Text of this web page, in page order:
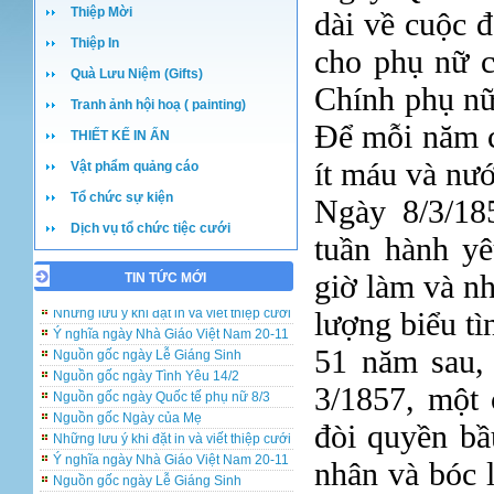
Thiệp Mời
Thiệp In
Quà Lưu Niệm (Gifts)
Tranh ảnh hội hoạ ( painting)
THIẾT KẾ IN ẤN
Vật phẩm quảng cáo
Tổ chức sự kiện
Dịch vụ tổ chức tiệc cưới
TIN TỨC MỚI
Những lưu ý khi đặt in và viết thiệp cưới
Ý nghĩa ngày Nhà Giáo Việt Nam 20-11
Nguồn gốc ngày Lễ Giáng Sinh
Nguồn gốc ngày Tình Yêu 14/2
Nguồn gốc ngày Quốc tế phụ nữ 8/3
Nguồn gốc Ngày của Mẹ
Những lưu ý khi đặt in và viết thiệp cưới
Ý nghĩa ngày Nhà Giáo Việt Nam 20-11
Nguồn gốc ngày Lễ Giáng Sinh
Nguồn gốc ngày Tình Yêu 14/2
dài về cuộc
cho phụ nữ
Chính phụ
Để mỗi năm
ít máu và
Ngày 8/3/
tuần hành
giờ làm và
lượng biểu
51 năm
3/1857, một
đòi quyền
nhân và bóc